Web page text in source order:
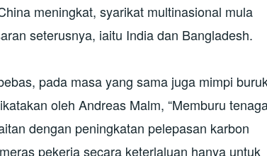
meningkat, syarikat multinasional mula
seterusnya, iaitu India dan Bangladesh.
pada masa yang sama juga mimpi
oleh Andreas Malm, “Memburu
dengan peningkatan pelepasan karbon
pekerja secara keterlaluan hanya untuk